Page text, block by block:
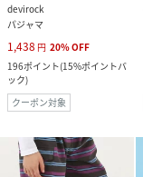
devirock
パジャマ
1,438 円 20%OFF
196ポイント(15%ポイントバ
ック)
クーポン対象